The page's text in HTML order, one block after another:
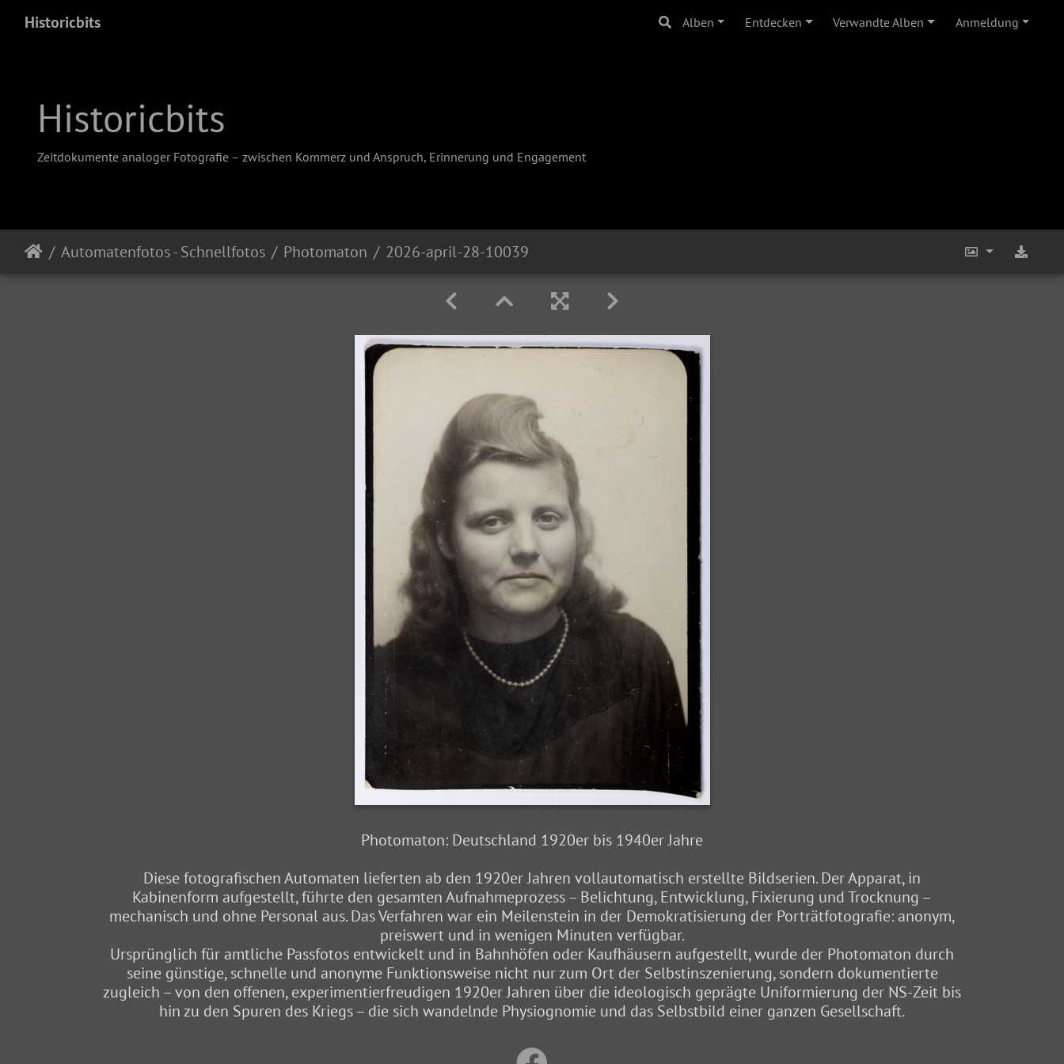
Historicbits Alben Entdecken Verwandte Alben Anmeldung
Historicbits
Zeitdokumente analoger Fotografie – zwischen Kommerz und Anspruch, Erinnerung und Engagement
Automatenfotos - Schnellfotos Photomaton 2026-april-28-10039
Photomaton: Deutschland 1920er bis 1940er Jahre
Diese fotografischen Automaten lieferten ab den 1920er Jahren vollautomatisch erstellte Bildserien. Der Apparat, in
Kabinenform aufgestellt, führte den gesamten Aufnahmeprozess – Belichtung, Entwicklung, Fixierung und Trocknung –
mechanisch und ohne Personal aus. Das Verfahren war ein Meilenstein in der Demokratisierung der Porträtfotografie: anonym,
preiswert und in wenigen Minuten verfügbar.
Ursprünglich für amtliche Passfotos entwickelt und in Bahnhöfen oder Kaufhäusern aufgestellt, wurde der Photomaton durch
seine günstige, schnelle und anonyme Funktionsweise nicht nur zum Ort der Selbstinszenierung, sondern dokumentierte
zugleich – von den offenen, experimentierfreudigen 1920er Jahren über die ideologisch geprägte Uniformierung der NS-Zeit bis
hin zu den Spuren des Kriegs – die sich wandelnde Physiognomie und das Selbstbild einer ganzen Gesellschaft.